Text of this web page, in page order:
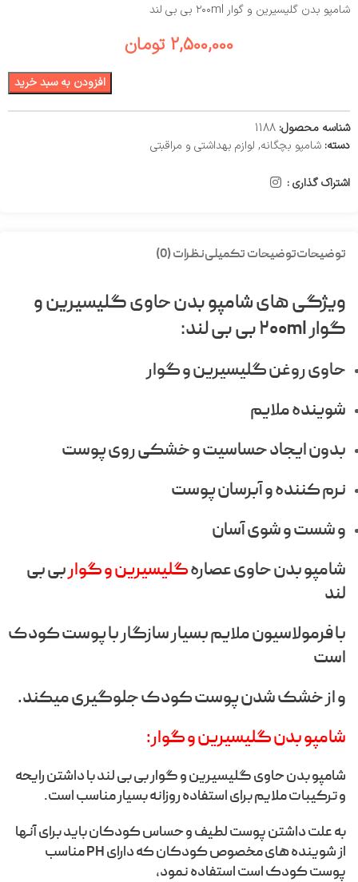
شامپو بدن گلیسیرین و گوار ۲۰۰ml بی بی لند
2,500,000 تومان
افزودن به سبد خرید
شناسه محصول: 1188
دسته: شامپو بچگانه, لوازم بهداشتی و مراقبتی
اشتراک گذاری :
توضیحاتتوضیحات تکمیلینظرات (0)
ویژگی های شامپو بدن حاوی گلیسیرین و
گوار ۲۰۰ml بی بی لند:
حاوی روغن گلیسیرین و گوار
شوینده ملایم
بدون ایجاد حساسیت و خشکی روی پوست
نرم کننده و آبرسان پوست
و شست و شوی آسان
شامپو بدن حاوی عصارهگلیسیرین و گواربی بی
لند
با فرمولاسیون ملایم بسیار سازگار با پوست کودک
است
و از خشک شدن پوست کودک جلوگیری میکند.
شامپو بدن گلیسیرین و گوار:
شامپو بدن حاوی گلیسیرین و گوار بی بی لند با داشتن رایحه
و ترکیبات ملایم برای استفاده روزانه بسیار مناسب است.
به علت داشتن پوست لطیف و حساس کودکان باید برای آنها
از شوینده های مخصوص کودکان که دارای PH مناسب
پوست کودک است استفاده نمود,